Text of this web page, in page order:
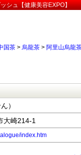
シュ【健康美容EXPO】
国茶 > 烏龍茶 > 阿里山烏龍
）
崎214-1
index.htm